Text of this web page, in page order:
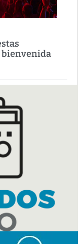
bienvenida